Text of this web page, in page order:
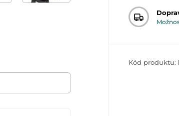
Kód produktu: